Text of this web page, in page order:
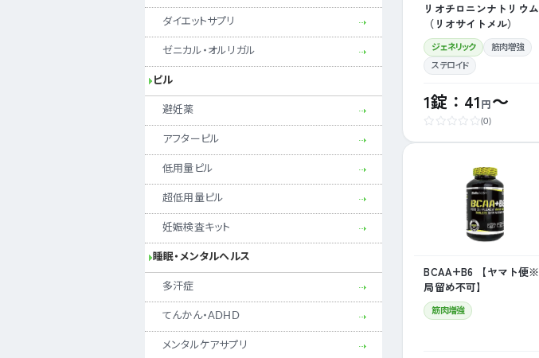
ダイエットサプリ
ゼニカル・オルリガル
ピル
避妊薬
アフターピル
低用量ピル
超低用量ピル
妊娠検査キット
睡眠・メンタルヘルス
多汗症
てんかん・ADHD
メンタルケアサプリ
リオチロニンナトリウム
（リオサイトメル）
ジェネリック 筋肉増強
ステロイド
1錠：41円～
(0)
BCAA+B6 【ヤマト便※
局留め不可】
筋肉増強